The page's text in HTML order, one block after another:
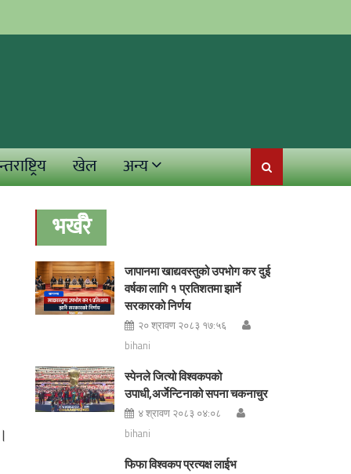
खेल अन्य
भर्खरै
जापानमा खाद्यवस्तुको उपभोग कर दुई
वर्षका लागि १ प्रतिशतमा झार्ने
सरकारको निर्णय
२० श्रावण २०८३ १७:५६
bihani
स्पेनले जित्यो विश्वकपको
उपाधी,अर्जेन्टिनाको सपना चकनाचुर
४ श्रावण २०८३ ०४:०८
bihani
फिफा विश्वकप प्रत्यक्ष लाईभ